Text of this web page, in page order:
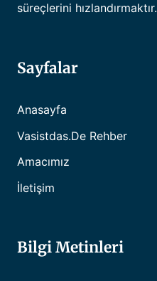
süreçlerini hızlandırmaktır.
Sayfalar
Anasayfa
Vasistdas.de Rehber
Amacımız
İletişim
Bilgi Metinleri